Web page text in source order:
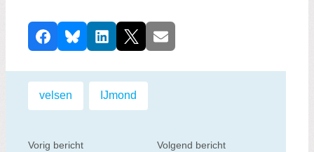
D
e
e
l
t
FacebookBlueskyLinkedIn
X E-mail
Labels:
velsen IJmond
Vorig bericht Volgend bericht